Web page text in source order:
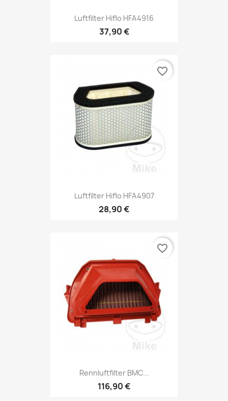
Luftfilter Hiflo HFA4916
37,90 €
Luftfilter Hiflo HFA4907
28,90 €
favorite_border
Rennluftfilter BMC...
116,90 €
favorite_border